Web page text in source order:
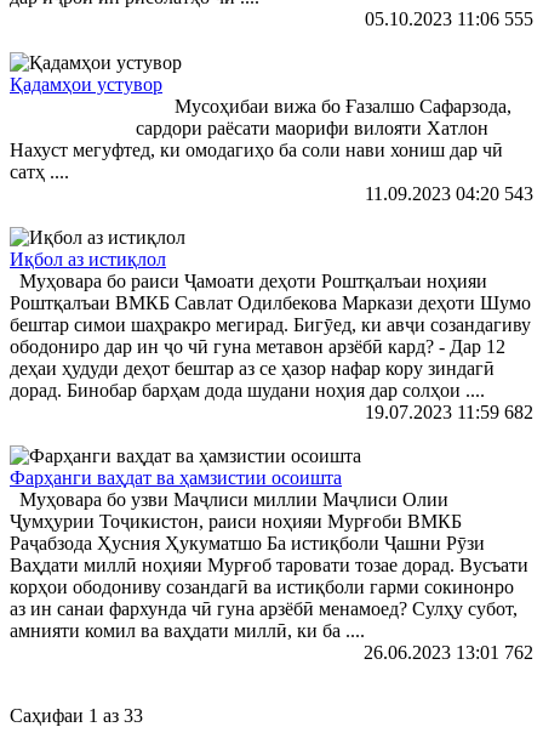
05.10.2023 11:06 555
Қадамҳои устувор
Мусоҳибаи вижа бо Ғазалшо Сафарзода,
сардори раёсати маорифи вилояти Хатлон
Нахуст мегуфтед, ки омодагиҳо ба соли нави хониш дар чӣ
сатҳ ....
11.09.2023 04:20 543
Иқбол аз истиқлол
Муҳовара бо раиси Ҷамоати деҳоти Роштқалъаи ноҳияи
Роштқалъаи ВМКБ Савлат Одилбекова Маркази деҳоти Шумо
бештар симои шаҳракро мегирад. Бигӯед, ки авҷи созандагиву
ободониро дар ин ҷо чӣ гуна метавон арзёбӣ кард? - Дар 12
деҳаи ҳудуди деҳот бештар аз се ҳазор нафар кору зиндагӣ
дорад. Бинобар барҳам дода шудани ноҳия дар солҳои ....
19.07.2023 11:59 682
Фарҳанги ваҳдат ва ҳамзистии осоишта
Муҳовара бо узви Маҷлиси миллии Маҷлиси Олии
Ҷумҳурии Тоҷикистон, раиси ноҳияи Мурғоби ВМКБ
Раҷабзода Ҳусния Ҳукуматшо Ба истиқболи Ҷашни Рӯзи
Ваҳдати миллӣ ноҳияи Мурғоб таровати тозае дорад. Вусъати
корҳои ободониву созандагӣ ва истиқболи гарми сокинонро
аз ин санаи фархунда чӣ гуна арзёбӣ менамоед? Сулҳу субот,
амнияти комил ва ваҳдати миллӣ, ки ба ....
26.06.2023 13:01 762
Саҳифаи 1 аз 33